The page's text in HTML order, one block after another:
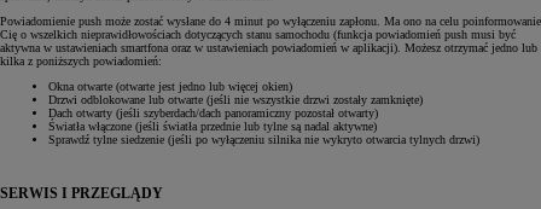
Powiadomienie push może zostać wysłane do 4 minut po wyłączeniu zapłonu. Ma ono na celu poinformowanie
Cię o wszelkich nieprawidłowościach dotyczących stanu samochodu (funkcja powiadomień push musi być
aktywna w ustawieniach smartfona oraz w ustawieniach powiadomień w aplikacji). Możesz otrzymać jedno lub
kilka z poniższych powiadomień:
Okna otwarte (otwarte jest jedno lub więcej okien)
Drzwi odblokowane lub otwarte (jeśli nie wszystkie drzwi zostały zamknięte)
Dach otwarty (jeśli szyberdach/dach panoramiczny pozostał otwarty)
Światła włączone (jeśli światła przednie lub tylne są nadal aktywne)
Sprawdź tylne siedzenie (jeśli po wyłączeniu silnika nie wykryto otwarcia tylnych drzwi)
SERWIS I PRZEGLĄDY